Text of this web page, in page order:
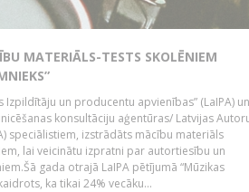
MATERIĀLS-TESTS SKOLĒNIEM
Izpildītāju un producentu apvienības” (LaIPA) un
konsultāciju aģentūras/ Latvijas
speciālistiem, izstrādāts mācību materiāls
lai veicinātu izpratni par autortiesību un
gada otrajā LaIPA pētījumā “Mūzikas
ka tikai 24% vecāku...